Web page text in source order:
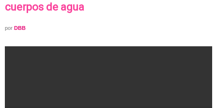
cuerpos de agua
por DBB